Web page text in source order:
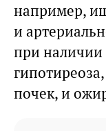
например,
и
при наличии
почек, и